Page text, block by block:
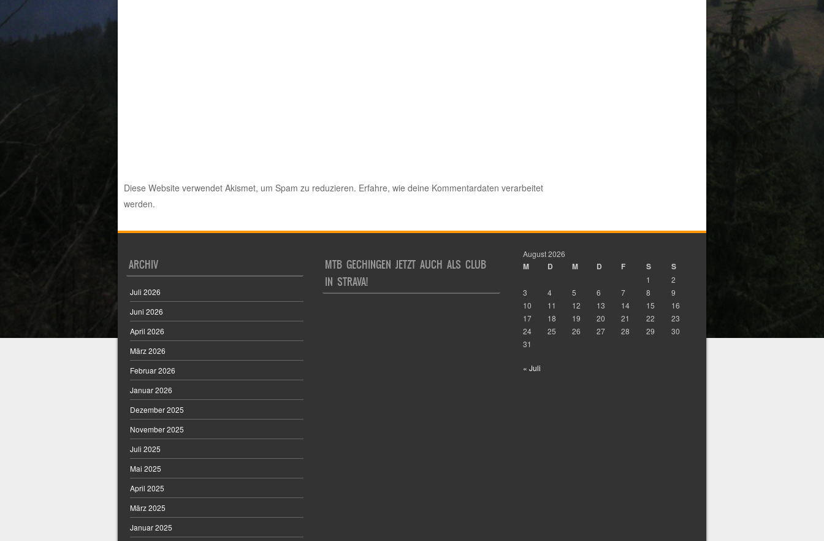
Diese Website verwendet Akismet, um Spam zu reduzieren. Erfahre, wie deine Kommentardaten verarbeitet
werden.
ARCHIV
Juli 2026
Juni 2026
April 2026
März 2026
Februar 2026
Januar 2026
Dezember 2025
November 2025
Juli 2025
Mai 2025
April 2025
März 2025
Januar 2025
MTB GECHINGEN JETZT AUCH ALS CLUB
IN STRAVA!
August 2026
M D M D F S S
1
2
3
4 5 6 7 8
9
10
11 12 13 14 15
16
17
18 19 20 21 22
23
24
25 26 27 28 29
30
31
« Juli